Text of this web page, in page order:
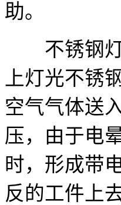
助。
不锈钢灯
上灯光不锈
空气气体送
压，由于电
时，形成带
反的工件上